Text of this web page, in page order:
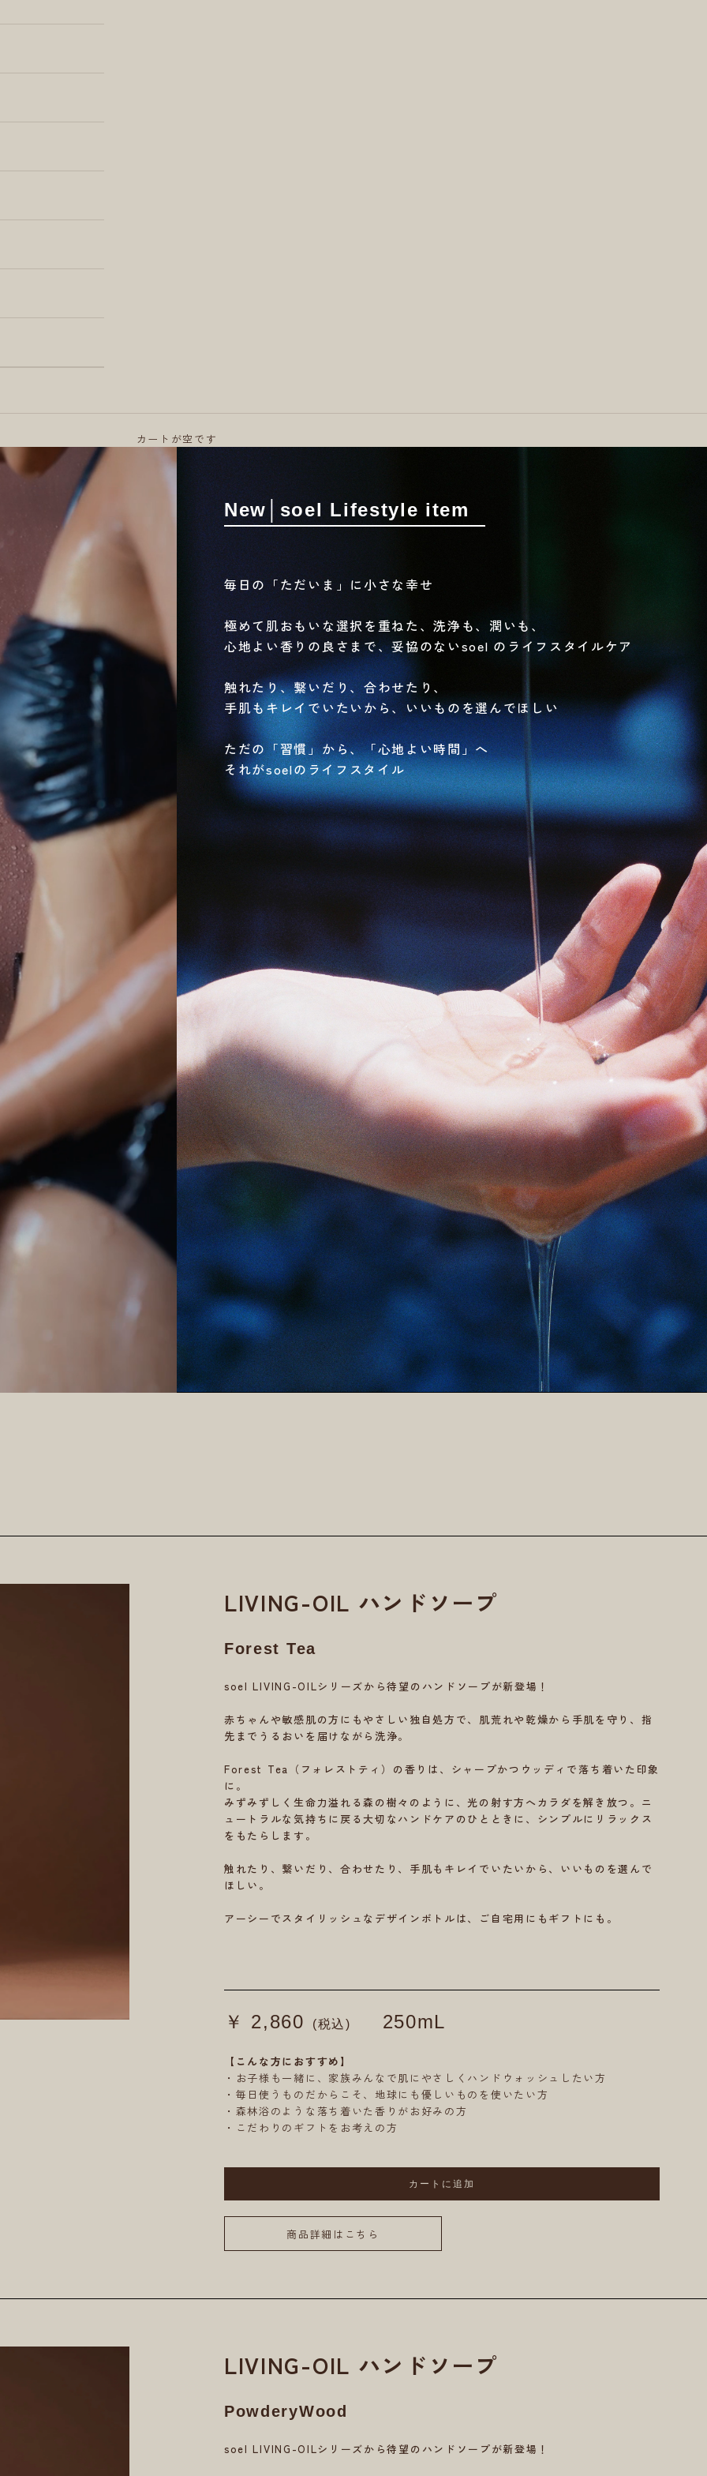
カートが空です
New│soel Lifestyle item
毎日の「ただいま」に小さな幸せ
極めて肌おもいな選択を重ねた、洗浄も、潤いも、
心地よい香りの良さまで、妥協のないsoel のライフスタイルケア
触れたり、繋いだり、合わせたり、
手肌もキレイでいたいから、いいものを選んでほしい
ただの「習慣」から、「心地よい時間」へ
それがsoelのライフスタイル
LIVING-OIL ハンドソープ
Forest Tea
soel LIVING-OILシリーズから待望のハンドソープが新登場！
赤ちゃんや敏感肌の方にもやさしい独自処方で、肌荒れや乾燥から手肌を守り、指
先までうるおいを届けながら洗浄。
Forest Tea（フォレストティ）の香りは、シャープかつウッディで落ち着いた印象
に。
みずみずしく生命力溢れる森の樹々のように、光の射す方へカラダを解き放つ。ニ
ュートラルな気持ちに戻る大切なハンドケアのひとときに、シンプルにリラックス
をもたらします。
触れたり、繋いだり、合わせたり、手肌もキレイでいたいから、いいものを選んで
ほしい。
アーシーでスタイリッシュなデザインボトルは、ご自宅用にもギフトにも。
￥ 2,860 (税込) 250mL
【こんな方におすすめ】
・お子様も一緒に、家族みんなで肌にやさしくハンドウォッシュしたい方
・毎日使うものだからこそ、地球にも優しいものを使いたい方
・森林浴のような落ち着いた香りがお好みの方
・こだわりのギフトをお考えの方
カートに追加
商品詳細はこちら
LIVING-OIL ハンドソープ
PowderyWood
soel LIVING-OILシリーズから待望のハンドソープが新登場！